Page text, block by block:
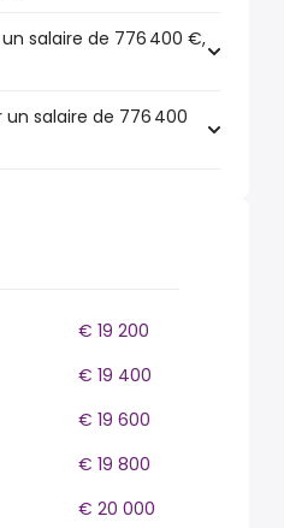
salaire de 776 400 €,
salaire de 776 400
€ 19 200
€ 19 400
€ 19 600
€ 19 800
€ 20 000